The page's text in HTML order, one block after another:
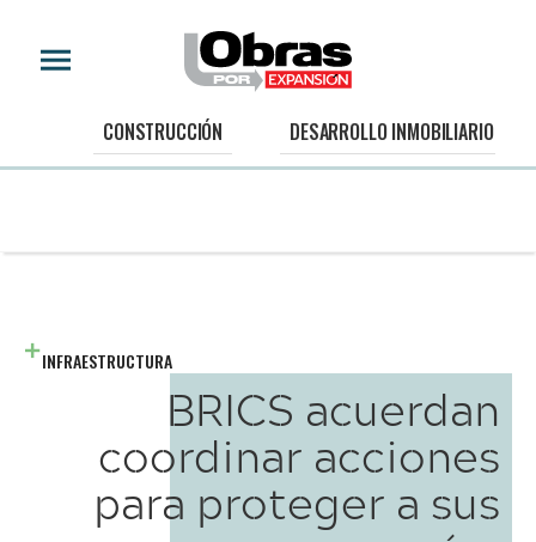
CONSTRUCCIÓN DESARROLLO INMOBILIARIO
INFRAESTRUCTURA
BRICS acuerdan
coordinar acciones
para proteger a sus